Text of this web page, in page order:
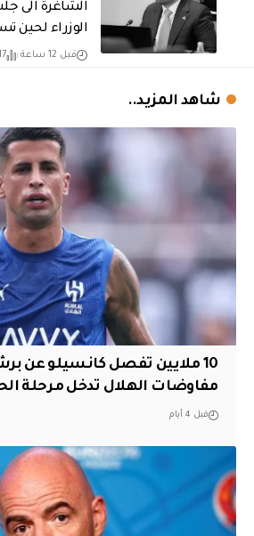
الشاغرة الى
الوزراء لحين
قبل 12 ساعة 17
شاهد المزيد..
10 ملايين تفصل كانسيلو عن
مفاوضات الهلال تدخل مرحلة
قبل 4 أيام